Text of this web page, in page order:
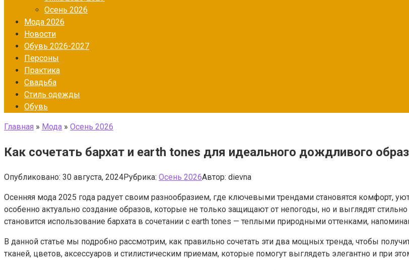
Осень 2026
Мода 2026
Новости
Обувь 2026-2027
Персоны
Практика
Свадьба
Стиль одежды
Обувь
Главная » Мода » Осень 2026
Как сочетать бархат и earth tones для идеального дождливого
Опубликовано: 30 августа, 2024Рубрика: Осень 2026Автор: dievna
Осенняя мода 2025 года радует своим разнообразием, где ключевыми трендами становятся комфорт,
особенно актуально создание образов, которые не только защищают от непогоды, но и выглядят
становится использование бархата в сочетании с earth tones — теплыми природными оттенками,
В данной статье мы подробно рассмотрим, как правильно сочетать эти два мощных тренда, чтобы
тканей, цветов, аксессуаров и стилистическим приемам, которые помогут выглядеть элегантно и при